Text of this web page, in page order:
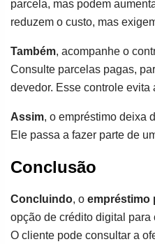
parcela, mas podem
reduzem o custo, mas
Também, acompanhe o
Consulte parcelas pagas,
devedor. Esse controle evita
Assim, o empréstimo deixa
Ele passa a fazer parte de
Conclusão
Concluindo, o empréstimo
opção de crédito digital
O cliente pode consultar a